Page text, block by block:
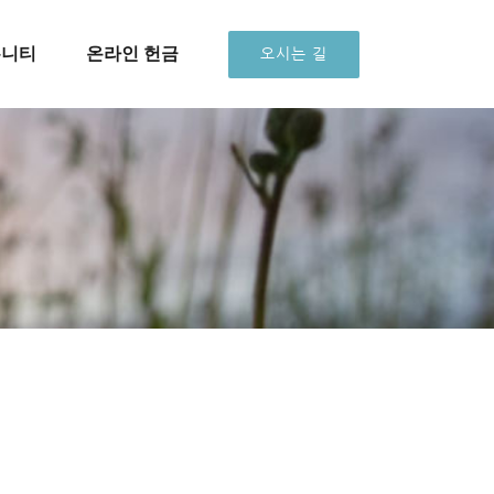
티 온라인 헌금 오시는 길